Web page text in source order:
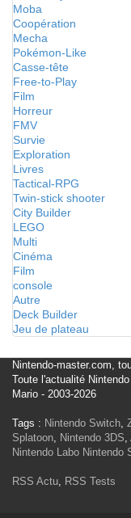
Moba
Coopération
Mecha
Pokémon-Like
Casse-tête
Free-to-Play
Film
Horreur
FMV
Survie
Exploration
Livres
Tactical-RPG
Twin-stick shooter
City Builder
LEGO
Multi
Cinéma
Film
console
Autre
Deck Builder
Jeu de plateau
Nintendo-master.com,
Toute l'actualité
Mario - 2003-2026
Tags : Nintendo Switch,
Splatoon, Nintendo 3DS,
Nintendo Labo Nintendo
RSS Actu, RSS Tests